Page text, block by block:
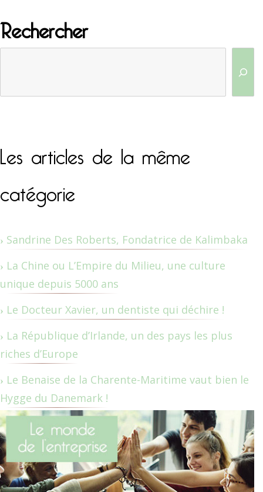
Rechercher
Les articles de la même
catégorie
Sandrine Des Roberts, Fondatrice de Kalimbaka
La Chine ou L’Empire du Milieu, une culture
unique depuis 5000 ans
Le Docteur Xavier, un dentiste qui déchire !
La République d’Irlande, un des pays les plus
riches d’Europe
Le Benaise de la Charente-Maritime vaut bien le
Hygge du Danemark !